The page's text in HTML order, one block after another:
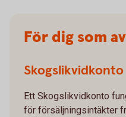
För dig som
Skogslikvidkonto
Ett Skogslikvidkonto
för försäljningsintäkter